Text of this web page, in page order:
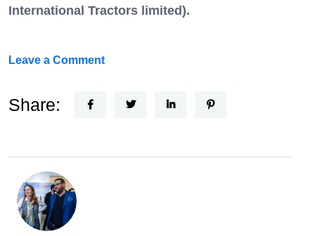
International Tractors limited).
Leave a Commenton
Nouvel
le
Share: